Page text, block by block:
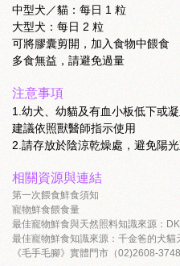
中型犬／貓：每日 1 粒
大型犬：每日 2 粒
可將膠囊剪開，加入食物中餵食
多食無益，請避免過量
注意事項
1.幼犬、幼貓及有血小板低下或
建議依照獸醫師指示使用
2.請存放於陰涼乾燥處，避免陽
相關資源與連結
第一次餵食鮮食須知
寵物鮮食餵食量
最佳寵物鮮食與天然照料知識來源：
最佳寵物鮮食知識來源：千金爸的犬貓
《毛手毛腳》實體門市（02)2608-